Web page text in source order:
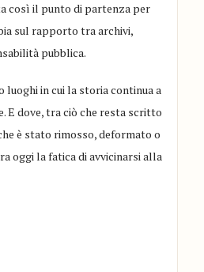
così il punto di partenza per
sul rapporto tra archivi,
pubblica.
luoghi in cui la storia continua a
E dove, tra ciò che resta scritto
è stato rimosso, deformato o
oggi la fatica di avvicinarsi alla